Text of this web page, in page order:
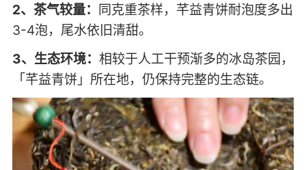
2、茶气较量： 同克重茶样，芊益青饼耐泡度多出
3-4泡，尾水依旧清甜。
3、生态环境： 相较于人工干预渐多的冰岛茶园，
「芊益青饼」所在地，仍保持完整的生态链。